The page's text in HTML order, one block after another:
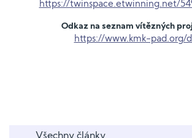
https://twinspace.etwinning.net/
Odkaz na seznam vítězných
https://www.kmk-pad.org/